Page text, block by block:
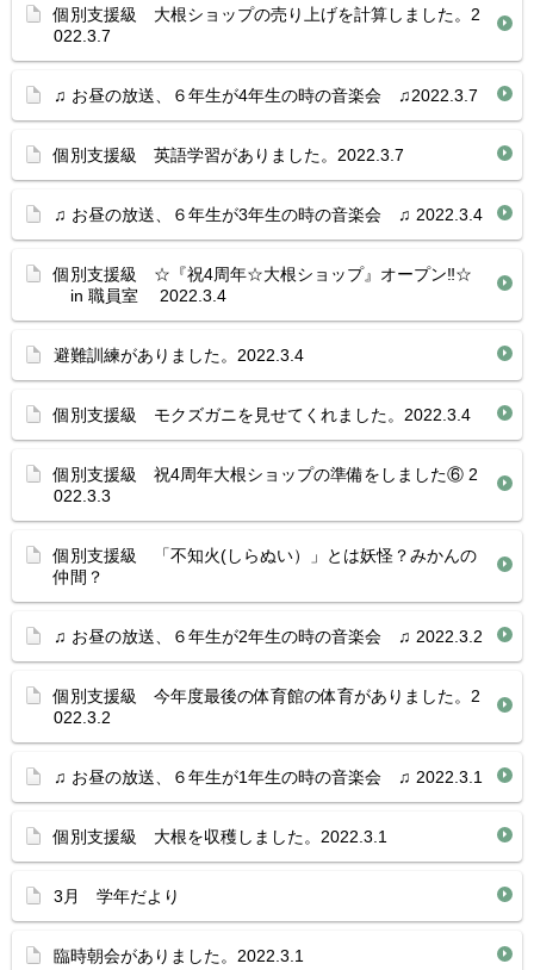
個別支援級 大根ショップの売り上げを計算しました。2
022.3.7
♫ お昼の放送、６年生が4年生の時の音楽会 ♫2022.3.7
個別支援級 英語学習がありました。2022.3.7
♫ お昼の放送、６年生が3年生の時の音楽会 ♫ 2022.3.4
個別支援級 ☆『祝4周年☆大根ショップ』オープン‼︎☆
in 職員室 2022.3.4
避難訓練がありました。2022.3.4
個別支援級 モクズガニを見せてくれました。2022.3.4
個別支援級 祝4周年大根ショップの準備をしました⑥ 2
022.3.3
個別支援級 「不知火(しらぬい）」とは妖怪？みかんの
仲間？
♫ お昼の放送、６年生が2年生の時の音楽会 ♫ 2022.3.2
個別支援級 今年度最後の体育館の体育がありました。2
022.3.2
♫ お昼の放送、６年生が1年生の時の音楽会 ♫ 2022.3.1
個別支援級 大根を収穫しました。2022.3.1
3月 学年だより
臨時朝会がありました。2022.3.1